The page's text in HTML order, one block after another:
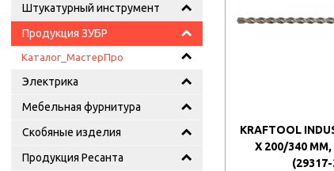
Штукатурный инструмент
Продукция ЗУБР
Каталог_МастерПро
Электрика
Мебельная фурнитура
Скобяные изделия
Продукция Ресанта
KRAFTOOL
X 200/340 ММ,